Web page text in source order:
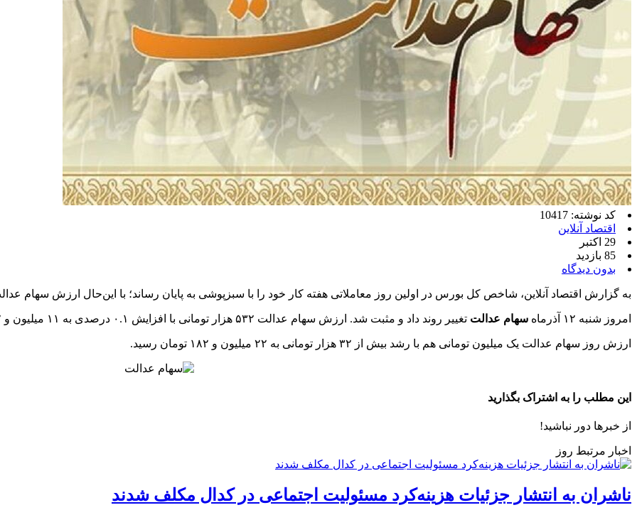
کد نوشته: 10417
اقتصاد آنلاین
29 اکتبر
85 بازدید
بدون دیدگاه
به گزارش اقتصاد آنلاین، شاخص کل بورس در اولین روز معاملاتی هفته کار خود را با سبزپوشی به پایان رساند؛ با این‌حال ارزش سهام
امروز شنبه ۱۲ آذرماه سهام عدالت تغییر روند داد و مثبت شد. ارزش سهام عدالت ۵۳۲ هزار تومانی با افزایش ۰.۱ درصدی به ۱۱ میلیون و ۷۷۲ هزار تومان رسید.
ارزش روز سهام عدالت یک میلیون تومانی هم با رشد بیش از ۳۲ هزار تومانی به ۲۲ میلیون و ۱۸۲ تومان رسید.
این مطلب را به اشتراک بگذارید
از خبرها دور نباشید!
اخبار مرتبط روز
ناشران به انتشار جزئیات هزینه‌کرد مسئولیت اجتماعی در کدال مکلف شدند